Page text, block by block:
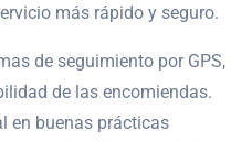
más rápido y seguro.
de seguimiento por GPS,
de las encomiendas.
en buenas prácticas